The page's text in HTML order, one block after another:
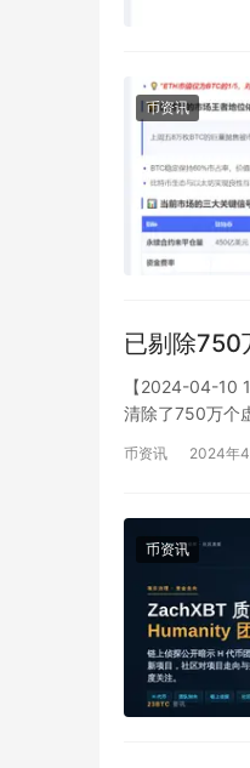
币资讯
已剔除750
【2024-04-10
清除了750万个
币资讯 2024年
币资讯